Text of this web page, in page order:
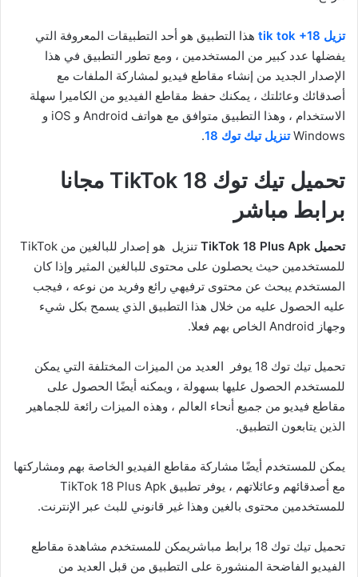
تزيل tik tok +18
هذا التطبيق هو أحد التطبيقات المعروفة التي
يفضلها عدد كبير من المستخدمين ، ومع تطور التطبيق في هذا
الإصدار الجديد من إنشاء مقاطع فيديو لمشاركة الملفات مع
أصدقائك وعائلتك ، يمكنك حفظ مقاطع الفيديو من الكاميرا سهلة
الاستخدام ، وهذا التطبيق متوافق مع هواتف Android و iOS و
Windows تنزيل تيك توك 18 .
تحميل تيك توك 18 TikTok مجانا
برابط مباشر
تحميل TikTok 18 Plus Apk
تنزيل هو إصدار للبالغين من TikTok
للمستخدمين حيث يحصلون على محتوى للبالغين المثير وإذا كان
المستخدم يبحث عن محتوى ترفيهي رائع وفريد ​​من نوعه ، فيجب
عليه الحصول عليه من خلال هذا التطبيق الذي يسمح بكل شيء
وجهاز Android الخاص بهم فعلا.
تحميل تيك توك 18 يوفر العديد من الميزات المختلفة التي يمكن
للمستخدم الحصول عليها بسهولة ، ويمكنه أيضًا الحصول على
مقاطع فيديو من جميع أنحاء العالم ، وهذه الميزات رائعة للجماهير
الذين يتابعون التطبيق.
يمكن للمستخدم أيضًا مشاركة مقاطع الفيديو الخاصة بهم ومشاركتها
مع أصدقائهم وعائلاتهم ، يوفر تطبيق TikTok 18 Plus Apk
للمستخدمين محتوى بالغين وهذا غير قانوني للبث عبر الإنترنت.
تحميل تيك توك 18 برابط مباشريمكن للمستخدم مشاهدة مقاطع
الفيديو الفاضحة المنشورة على التطبيق من قبل العديد من